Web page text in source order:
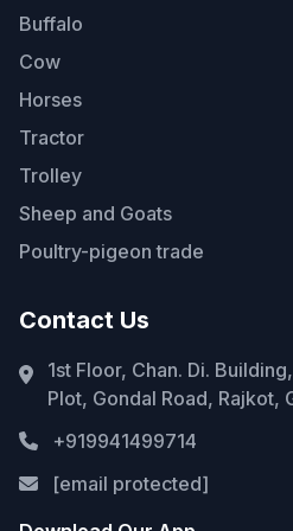
Buffalo
Cow
Horses
Tractor
Trolley
Sheep and Goats
Poultry-pigeon trade
Contact Us
1st Floor, Chan. Di.
Plot, Gondal Road,
+919941499714
[email protected]